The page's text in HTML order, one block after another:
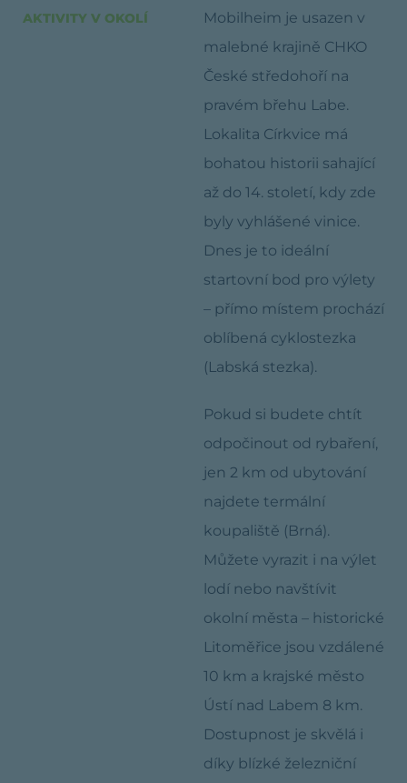
AKTIVITY V OKOLÍ
Mobilheim je usazen v
malebné krajině CHKO
České středohoří na
pravém břehu Labe.
Lokalita Církvice má
bohatou historii sahající
až do 14. století, kdy zde
byly vyhlášené vinice.
Dnes je to ideální
startovní bod pro výlety
– přímo místem prochází
oblíbená cyklostezka
(Labská stezka).
Pokud si budete chtít
odpočinout od rybaření,
jen 2 km od ubytování
najdete termální
koupaliště (Brná).
Můžete vyrazit i na výlet
lodí nebo navštívit
okolní města – historické
Litoměřice jsou vzdálené
10 km a krajské město
Ústí nad Labem 8 km.
Dostupnost je skvělá i
díky blízké železniční